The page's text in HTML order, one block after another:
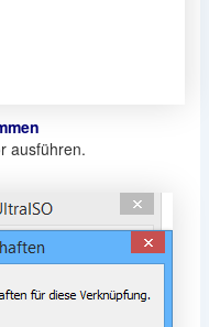
ausführen.